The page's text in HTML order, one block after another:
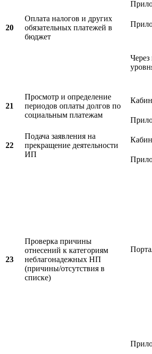
20
Оплата налогов и других
обязательных платежей в
бюджет
21
Просмотр и определение
периодов оплаты долгов по
социальным платежам
22
Подача заявления на
прекращение деятельности
ИП
23
Проверка причины
отнесений к категориям
неблагонадежных НП
(причины/отсутствия в
списке)